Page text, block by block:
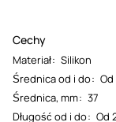
Cechy
Materiał: Silikon
Średnica od i do:
Średnica, mm: 37
Długość od i do: Od